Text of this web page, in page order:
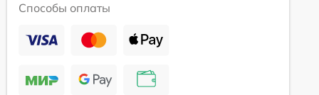
Способы оплаты